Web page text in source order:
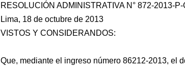
RESOLUCIÓN ADMINISTRATIVA N° 872-2013-
Lima, 18 de octubre de 2013
VISTOS Y CONSIDERANDOS:
Que, mediante el ingreso número 86212-2013, el